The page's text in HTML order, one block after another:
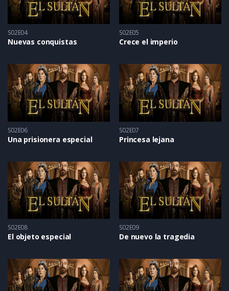
S02E04
Nuevas conquistas
S02E05
Crece el imperio
S02E06
Una prisionera especial
S02E07
Princesa lejana
S02E08
El objeto especial
S02E09
De nuevo la tragedia